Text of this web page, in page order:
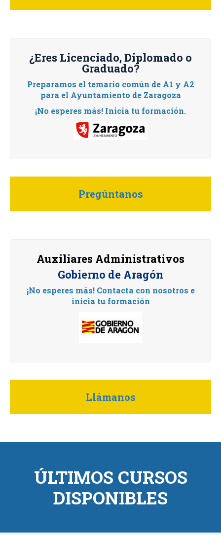
¿Eres Licenciado, Diplomado o
Graduado?
Preparamos el temario común de A1 y A2
para el Ayuntamiento de Zaragoza
¡No esperes más! Inicia tu formación.
Pregúntanos
Auxiliares Administrativos
Gobierno de Aragón
¡No esperes más! Contacta con nosotros e
inicia tu formación
Llámanos
ÚLTIMOS CURSOS
DISPONIBLES